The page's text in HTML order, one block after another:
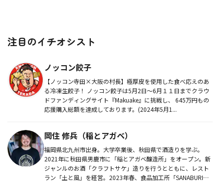
注目のイチオシスト
ノッコン餃子
【ノッコン寺田×大阪の村長】極厚皮を使用した食べ応えのあ
る冷凍生餃子！ ノッコン餃子は5月2日〜6月１１日までクラウ
ドファンディングサイト『Makuake』に挑戦し、 645万円もの
応援購入総額を達成しております。(2024年5月1...
​​岡住 修兵（稲とアガベ）
福岡県北九州市出身。大学卒業後、秋田県で酒造りを学ぶ。
2021年に秋田県男鹿市に「稲とアガベ醸造所」をオープン。新
ジャンルのお酒「クラフトサケ」造りを行うとともに、レスト
ラン「土と風」を経営。2023年春、食品加工所「SANABURI